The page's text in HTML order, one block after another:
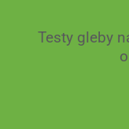
Testy gleby